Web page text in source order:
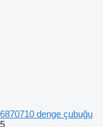
6870710 denge çubuğu
5